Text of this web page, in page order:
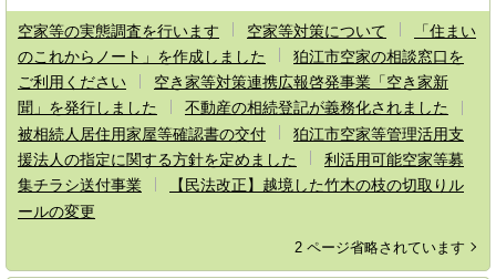
空家等の実態調査を行います 空家等対策について
「住まい
のこれからノート」を作成しました
狛江市空家の相談窓口を
ご利用ください
空き家等対策連携広報啓発事業「空き家新
聞」を発行しました
不動産の相続登記が義務化されました
被相続人居住用家屋等確認書の交付
狛江市空家等管理活用支
援法人の指定に関する方針を定めました
利活用可能空家等募
集チラシ送付事業
【民法改正】越境した竹木の枝の切取りル
ールの変更
2 ページ省略されています